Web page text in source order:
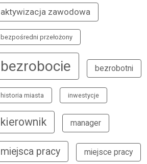
aktywizacja zawodowa
bezpośredni przełożony
bezrobocie bezrobotni
historia miasta inwestycje
kierownik manager
miejsca pracy miejsce pracy